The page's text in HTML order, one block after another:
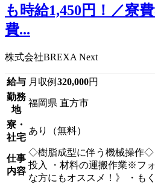
も時給1,450円！／寮
費...
株式会社BREXA Next
給与 月収例 320,000円
勤務
地
福岡県 直方市
寮・
社宅
あり（無料）
仕事
内容
◇樹脂成型に伴う機械操作◇
投入 ・材料の運搬作業※フ
な方にもオススメ！》 ・も